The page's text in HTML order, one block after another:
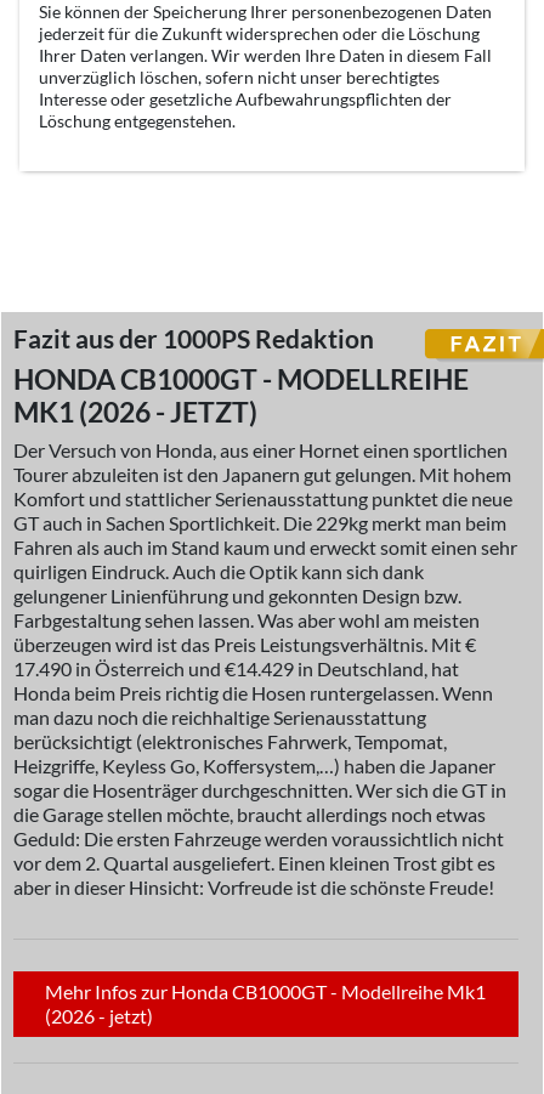
Sie können der Speicherung Ihrer personenbezogenen Daten
jederzeit für die Zukunft widersprechen oder die Löschung
Ihrer Daten verlangen. Wir werden Ihre Daten in diesem Fall
unverzüglich löschen, sofern nicht unser berechtigtes
Interesse oder gesetzliche Aufbewahrungspflichten der
Löschung entgegenstehen.
Fazit aus der 1000PS Redaktion
HONDA CB1000GT - MODELLREIHE
MK1 (2026 - JETZT)
Der Versuch von Honda, aus einer Hornet einen sportlichen
Tourer abzuleiten ist den Japanern gut gelungen. Mit hohem
Komfort und stattlicher Serienausstattung punktet die neue
GT auch in Sachen Sportlichkeit. Die 229kg merkt man beim
Fahren als auch im Stand kaum und erweckt somit einen sehr
quirligen Eindruck. Auch die Optik kann sich dank
gelungener Linienführung und gekonnten Design bzw.
Farbgestaltung sehen lassen. Was aber wohl am meisten
überzeugen wird ist das Preis Leistungsverhältnis. Mit €
17.490 in Österreich und €14.429 in Deutschland, hat
Honda beim Preis richtig die Hosen runtergelassen. Wenn
man dazu noch die reichhaltige Serienausstattung
berücksichtigt (elektronisches Fahrwerk, Tempomat,
Heizgriffe, Keyless Go, Koffersystem,…) haben die Japaner
sogar die Hosenträger durchgeschnitten. Wer sich die GT in
die Garage stellen möchte, braucht allerdings noch etwas
Geduld: Die ersten Fahrzeuge werden voraussichtlich nicht
vor dem 2. Quartal ausgeliefert. Einen kleinen Trost gibt es
aber in dieser Hinsicht: Vorfreude ist die schönste Freude!
Mehr Infos zur Honda CB1000GT - Modellreihe Mk1
(2026 - jetzt)